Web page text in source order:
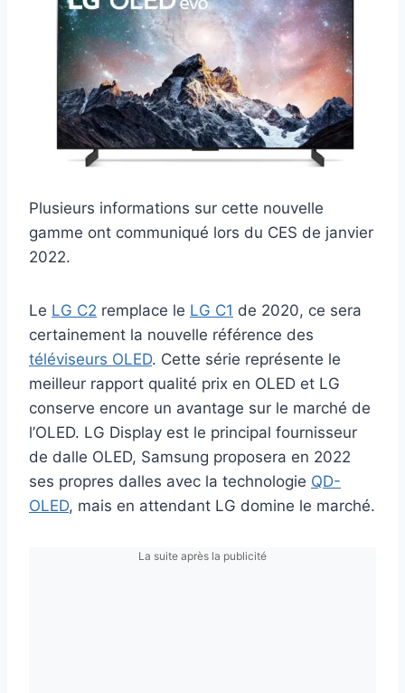
Plusieurs informations sur cette nouvelle
gamme ont communiqué lors du CES de janvier
2022.
Le LG C2 remplace le LG C1 de 2020, ce sera
certainement la nouvelle référence des
téléviseurs OLED. Cette série représente le
meilleur rapport qualité prix en OLED et LG
conserve encore un avantage sur le marché de
l’OLED. LG Display est le principal fournisseur
de dalle OLED, Samsung proposera en 2022
ses propres dalles avec la technologie QD-
OLED, mais en attendant LG domine le marché.
La suite après la publicité